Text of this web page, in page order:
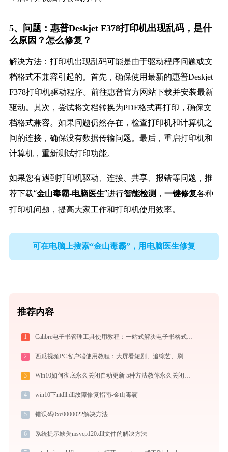
5、问题：惠普Deskjet F378打印机出现乱码，是什
么原因？怎么修复？
解决方法：打印机出现乱码可能是由于驱动程序问题或文
档格式不兼容引起的。首先，确保使用最新的惠普Deskjet
F378打印机驱动程序。前往惠普官方网站下载并安装最新
驱动。其次，尝试将文档转换为PDF格式再打印，确保文
档格式兼容。如果问题仍然存在，检查打印机和计算机之
间的连接，确保没有数据传输问题。最后，重启打印机和
计算机，重新测试打印功能。
如果您有遇到打印机驱动、连接、共享、报错等问题，推
荐下载“金山毒霸-电脑医生”进行智能检测， 一键修复各种
打印机问题，提高大家工作和打印机使用效率。
可在电脑上搜索“金山毒霸”，用电脑医生修复
推荐内容
1 Calibre电子书管理工具使用教程：一站式解决电子书格式转换、元数据管理与设备同步
2 西瓜视频PC客户端使用教程：大屏看短剧、追综艺、刷影视的高清播放指南
3 Win10如何彻底永久关闭自动更新 5种方法教你永久关闭win10自动更新
4 win10下ntdll.dll故障修复指南-金山毒霸
5 错误码0xc0000022解决方法
6 系统提示缺失msvcp120.dll文件的解决方法